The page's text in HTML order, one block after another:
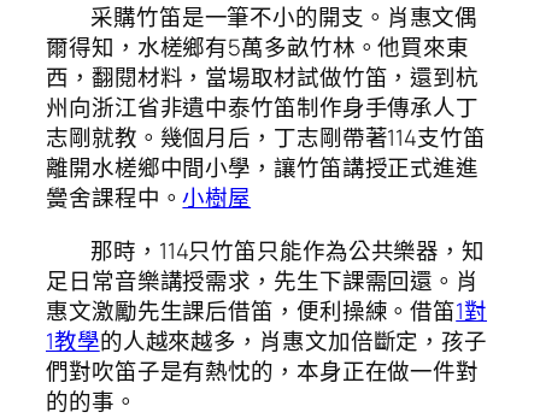
采購竹笛是一筆不小的開支。肖惠文偶
爾得知，水槎鄉有5萬多畝竹林。他買來東
西，翻閱材料，當場取材試做竹笛，還到杭
州向浙江省非遺中泰竹笛制作身手傳承人丁
志剛就教。幾個月后，丁志剛帶著114支竹笛
離開水槎鄉中間小學，讓竹笛講授正式進進
黌舍課程中。小樹屋
那時，114只竹笛只能作為公共樂器，知
足日常音樂講授需求，先生下課需回還。肖
惠文激勵先生課后借笛，便利操練。借笛1對
1教學的人越來越多，肖惠文加倍斷定，孩子
們對吹笛子是有熱忱的，本身正在做一件對
的的事。